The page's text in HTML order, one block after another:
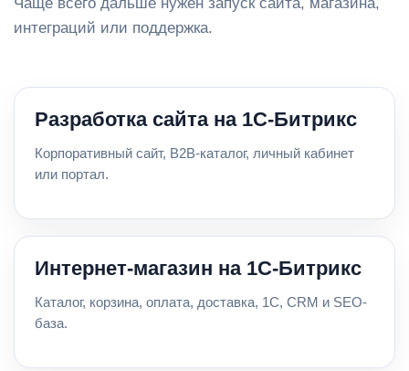
интеграций или поддержка.
Разработка сайта на 1С-Битрикс
Корпоративный сайт, B2B-каталог, личный кабинет
или портал.
Интернет-магазин на 1С-Битрикс
Каталог, корзина, оплата, доставка, 1С, CRM и SEO-
база.